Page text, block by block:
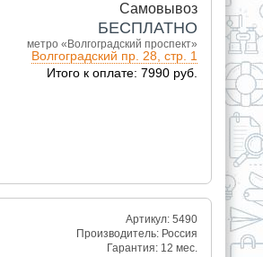
Самовывоз
БЕСПЛАТНО
метро «Волгоградский проспект»
Волгоградский пр. 28, стр. 1
Итого к оплате: 7990 руб.
Артикул: 5490
Производитель: Россия
Гарантия: 12 мес.